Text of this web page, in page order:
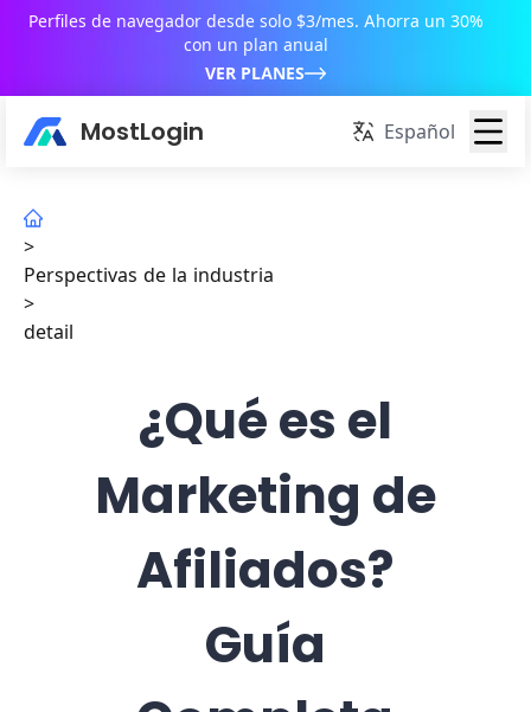
Perfiles de navegador desde solo $3/mes. Ahorra un 30%
con un plan anual
VER PLANES
MostLogin Español
>
Perspectivas de la industria
>
detail
¿Qué es el
Marketing de
Afiliados?
Guía